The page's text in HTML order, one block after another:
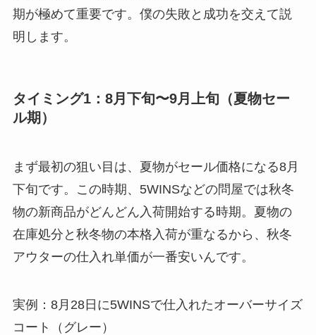
期が極めて重要です。僕の失敗と成功を交えて説
明します。
タイミング1：8月下旬〜9月上旬（夏物セー
ル期）
まず最初の狙い目は、夏物がセール価格になる8月
下旬です。この時期、5WINSなどの問屋では秋冬
物の新商品がどんどん入荷開始する時期。夏物の
在庫処分と秋冬物の本格入荷が重なるから、秋冬
アウターの仕入れ単価が一番安いんです。
実例：8月28日に5WINSで仕入れたオーバーサイズ
コート（グレー）